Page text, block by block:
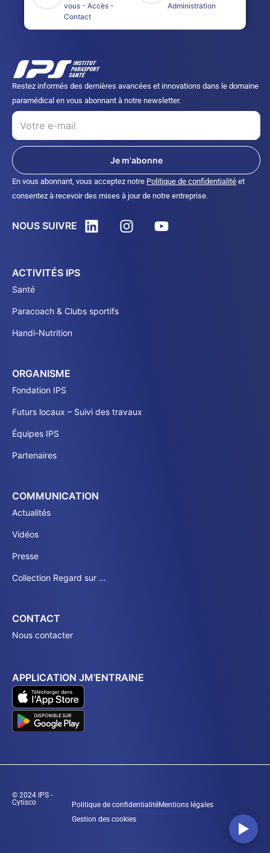
▶
vous - Accès -
Contact
Administration
Restez informés des dernières avancées et innovations dans le domaine
paramédical en vous abonnant à notre newsletter.
Je m'abonne
En vous abonnant, vous acceptez notre Politique de confidentialité et
consentez à recevoir des mises à jour de notre entreprise.
NOUS SUIVRE
ACTIVITÉS IPS
Santé
Paracoach & Clubs sportifs
Handi-Nutrition
ORGANISME
Fondation IPS
Futurs locaux – Suivi des travaux
Équipes IPS
Partenaires
COMMUNICATION
Actualités
Vidéos
Presse
Collection Regard sur …
CONTACT
Nous contacter
APPLICATION JM’ENTRAINE
© 2024 IPS -
Cytisco
Politique de confidentialitéMentions légales
Gestion des cookies